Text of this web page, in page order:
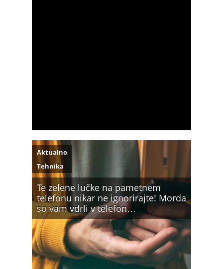
Te zelene lučke na pametnem
telefonu nikar ne ignorirajte! Morda
so vam vdrli v telefon…
Aktualno
Tehnika